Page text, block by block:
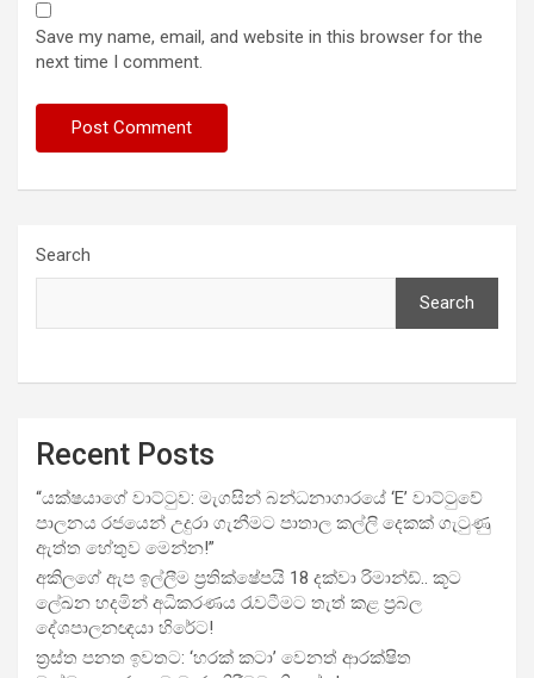
Save my name, email, and website in this browser for the
next time I comment.
Search
Search
Recent Posts
“යක්ෂයාගේ වාට්ටුව: මැගසින් බන්ධනාගාරයේ ‘E’ වාට්ටුවේ
පාලනය රජයෙන් උදුරා ගැනීමට පාතාල කල්ලි දෙකක් ගැටුණු
ඇත්ත හේතුව මෙන්න!”
අකිලගේ ඇප ඉල්ලීම ප්‍රතික්ෂේපයි 18 දක්වා රිමාන්ඩ්.. කූට
ලේඛන හදමින් අධිකරණය රැවටීමට තැත් කළ ප්‍රබල
දේශපාලනඥයා හිරේට!
ත්‍රස්ත පනත ඉවතට: ‘හරක් කටා’ වෙනත් ආරක්ෂිත